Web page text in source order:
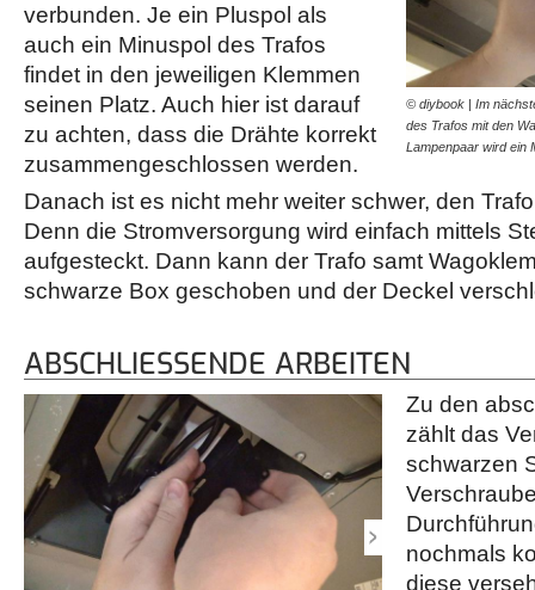
© diybook | Im
des Trafos mit den
Lampenpaar wird ein
verbunden. Je ein Pluspol als
auch ein Minuspol des Trafos
findet in den jeweiligen Klemmen
seinen Platz. Auch hier ist darauf
zu achten, dass die Drähte korrekt
zusammengeschlossen werden.
Danach ist es nicht mehr weiter schwer, den
Denn die Stromversorgung wird einfach mittels
aufgesteckt. Dann kann der Trafo samt
schwarze Box geschoben und der Deckel
ABSCHLIESSENDE ARBEITEN
Zu den
zählt das
schwarzen
nochmals
diese